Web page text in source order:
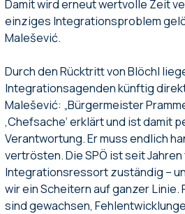
Damit wird erneut wertvolle Zeit
einziges Integrationsproblem
Malešević.
Durch den Rücktritt von Blöchl
Integrationsagenden künftig
Malešević: „Bürgermeister
‚Chefsache‘ erklärt und ist damit
Verantwortung. Er muss endlich
vertrösten. Die SPÖ ist seit Jahren
Integrationsressort zuständig –
wir ein Scheitern auf ganzer
sind gewachsen,